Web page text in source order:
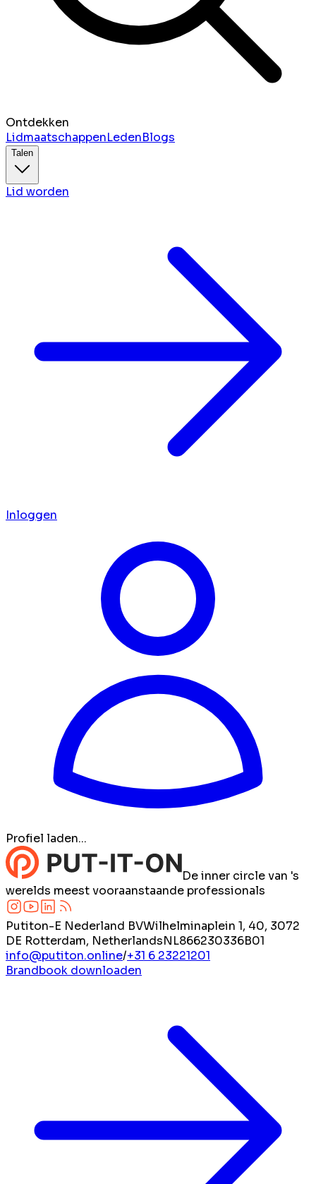
Ontdekken
LidmaatschappenLedenBlogs
Talen
Lid worden
Inloggen
Profiel laden...
De inner circle van 's
werelds meest vooraanstaande professionals
Putiton-E Nederland BVWilhelminaplein 1, 40, 3072
DE Rotterdam, NetherlandsNL866230336B01
info@putiton.online/+31 6 23221201
Brandbook downloaden